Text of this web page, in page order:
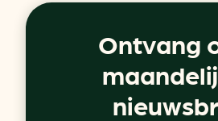
Ontvang